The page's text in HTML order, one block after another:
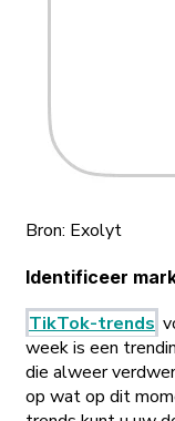
Bron: Exolyt
Identificeer
TikTok-trends
week is een
die alweer
op wat op dit